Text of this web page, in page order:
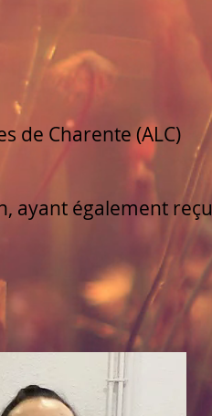
de Charente (ALC)
ayant également reçu